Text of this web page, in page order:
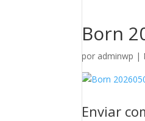
Born
por adminwp |
Enviar